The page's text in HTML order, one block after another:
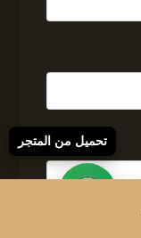
تحميل من المتجر